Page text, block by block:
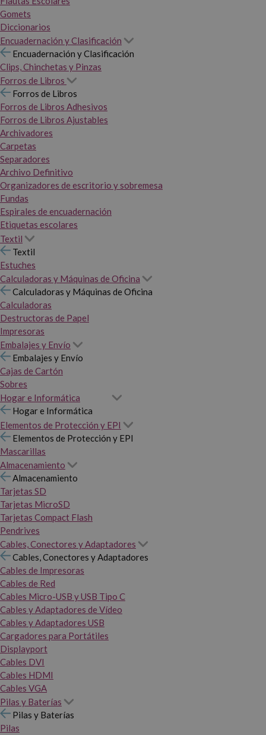
Gomets
Diccionarios
Encuadernación y Clasificación
Encuadernación y Clasificación
Clips, Chinchetas y Pinzas
Forros de Libros
Forros de Libros
Forros de Libros Adhesivos
Forros de Libros Ajustables
Archivadores
Carpetas
Separadores
Archivo Definitivo
Organizadores de escritorio y sobremesa
Fundas
Espirales de encuadernación
Etiquetas escolares
Textil
Textil
Estuches
Calculadoras y Máquinas de Oficina
Calculadoras y Máquinas de Oficina
Calculadoras
Destructoras de Papel
Impresoras
Embalajes y Envío
Embalajes y Envío
Cajas de Cartón
Sobres
Hogar e Informática
Hogar e Informática
Elementos de Protección y EPI
Elementos de Protección y EPI
Mascarillas
Almacenamiento
Almacenamiento
Tarjetas SD
Tarjetas MicroSD
Tarjetas Compact Flash
Pendrives
Cables, Conectores y Adaptadores
Cables, Conectores y Adaptadores
Cables de Impresoras
Cables de Red
Cables Micro-USB y USB Tipo C
Cables y Adaptadores de Vídeo
Cables y Adaptadores USB
Cargadores para Portátiles
Displayport
Cables DVI
Cables HDMI
Cables VGA
Pilas y Baterías
Pilas y Baterías
Pilas